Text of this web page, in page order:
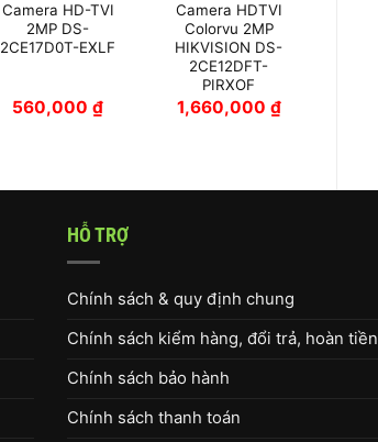
Camera HD-TVI
2MP DS-
2CE17D0T-EXLF
560,000₫
Camera HDTVI
Colorvu 2MP
HIKVISION DS-
2CE12DFT-
PIRXOF
1,660,000 ₫
HỖ TRỢ
Chính sách & quy định chung
Chính sách kiểm hàng, đổi trả, hoàn tiền
Chính sách bảo hành
Chính sách thanh toán